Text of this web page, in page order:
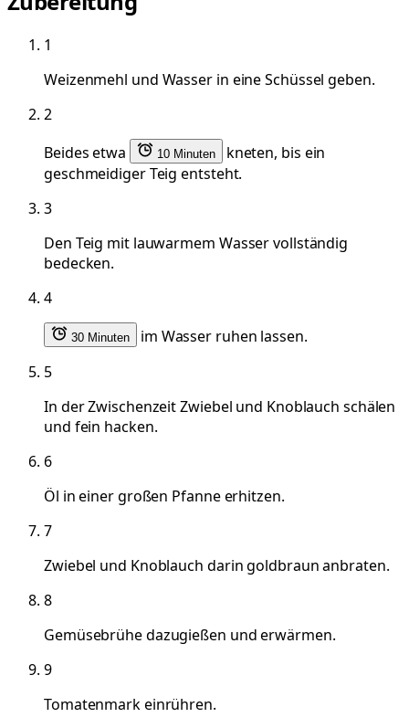
1
Weizenmehl und Wasser in eine Schüssel geben.
2
Beides etwa
10 Minuten
kneten, bis ein
geschmeidiger Teig entsteht.
3
Den Teig mit lauwarmem Wasser vollständig
bedecken.
4
30 Minuten
im Wasser ruhen lassen.
5
In der Zwischenzeit Zwiebel und Knoblauch schälen
und fein hacken.
6
Öl in einer großen Pfanne erhitzen.
7
Zwiebel und Knoblauch darin goldbraun anbraten.
8
Gemüsebrühe dazugießen und erwärmen.
9
Tomatenmark einrühren.